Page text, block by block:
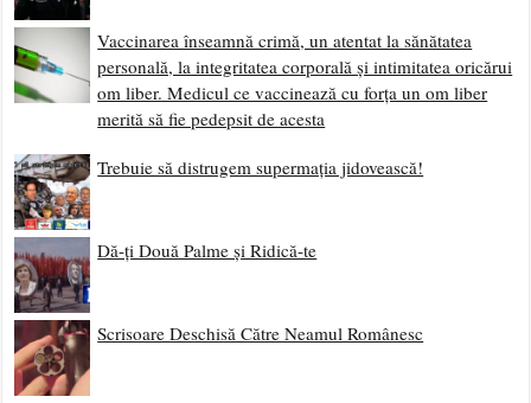
Vaccinarea înseamnă crimă, un atentat la sănătatea
personală, la integritatea corporală și intimitatea oricărui
om liber. Medicul ce vaccinează cu forța un om liber
merită să fie pedepsit de acesta
Trebuie să distrugem supermația jidovească!
Dă-ți Două Palme și Ridică-te
Scrisoare Deschisă Către Neamul Românesc